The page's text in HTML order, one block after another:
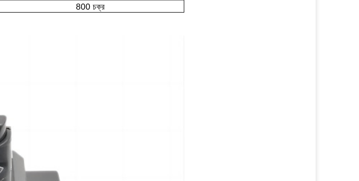
800 চক্র